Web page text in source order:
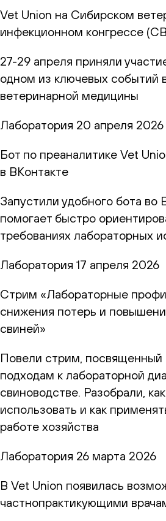
Vet Union на Сибирском
инфекционном конгрессе
27-29 апреля приняли
одном из ключевых событий
ветеринарной медицины
Лаборатория 20 апреля 2026
Бот по преаналитике Vet
в ВКонтакте
Запустили удобного бота во
помогает быстро
требованиях лабораторных
Лаборатория 17 апреля 2026
Стрим «Лабораторные
снижения потерь и
свиней»
Повели стрим,
подходам к лабораторной
свиноводстве. Разобрали,
использовать и как
работе хозяйства
Лаборатория 26 марта 2026
В Vet Union появилась
частнопрактикующими